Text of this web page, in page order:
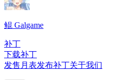
鲲 Galgame
补丁
下载补丁
发售月表发布补丁关于我们